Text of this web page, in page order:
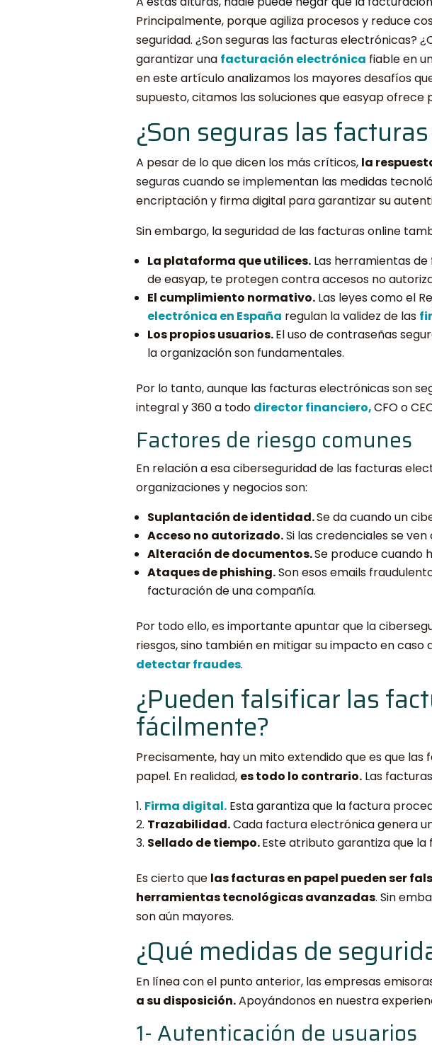
Principalmente, porque agiliza procesos y reduce
seguridad. ¿Son seguras las facturas electrónicas?
garantizar una facturación electrónica fiable en
en este artículo analizamos los mayores desafíos
supuesto, citamos las soluciones que easyap
¿Son seguras las
A pesar de lo que dicen los más críticos, la
seguras cuando se implementan las medidas
encriptación y firma digital para garantizar su
Sin embargo, la seguridad de las facturas online
La plataforma que utilices. Las herramientas
de easyap, te protegen contra accesos no
El cumplimiento normativo. Las leyes como el
electrónica en España regulan la validez de las
Los propios usuarios.El uso de contraseñas
la organización son fundamentales.
Por lo tanto, aunque las facturas electrónicas son
integral y 360 a todo director financiero,CFO o
Factores de riesgo comunes
En relación a esa ciberseguridad de las facturas
organizaciones y negocios son:
Suplantación de identidad.Se da cuando un
Acceso no autorizado.Si las credenciales se
Alteración de documentos.Se produce cuando
Ataques de phishing.Son esos emails
facturación de una compañía.
Por todo ello, es importante apuntar que la
riesgos, sino también en mitigar su impacto en caso
detectar fraudes.
¿Pueden falsificar las
fácilmente?
Precisamente, hay un mito extendido que es que
papel. En realidad, es todo lo contrario. Las
Firma digital. Esta garantiza que la factura
Trazabilidad.Cada factura electrónica genera
Sellado de tiempo.Este atributo garantiza que la
Es cierto que las facturas en papel pueden ser
herramientas tecnológicas avanzadas. Sin
son aún mayores.
¿Qué medidas de
En línea con el punto anterior, las empresas
a su disposición.Apoyándonos en nuestra
1- Autenticación de usuarios